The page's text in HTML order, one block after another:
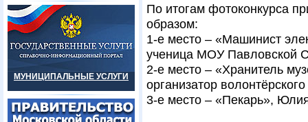
МУНИЦИПАЛЬНЫЕ УСЛУГИ
По итогам фотоконкурса
образом:
1-е место – «Машинист
ученица МОУ Павловской
2-е место – «Хранитель
организатор
3-е место – «Пекарь»,